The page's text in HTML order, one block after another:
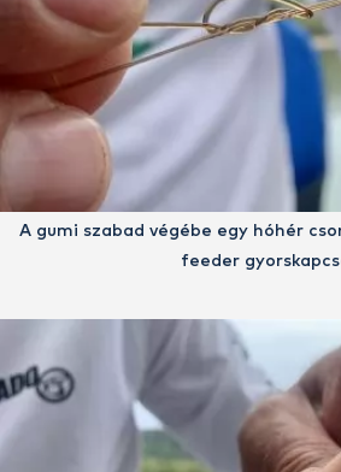
A gumi szabad végébe egy hóhér
feeder